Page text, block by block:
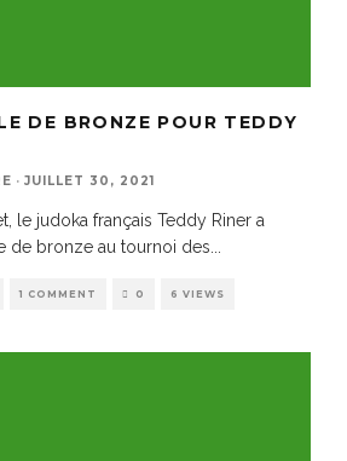
DE BRONZE POUR TEDDY
· JUILLET 30, 2021
le judoka français Teddy Riner a
de bronze au tournoi des
1 COMMENT 0 6 VIEWS